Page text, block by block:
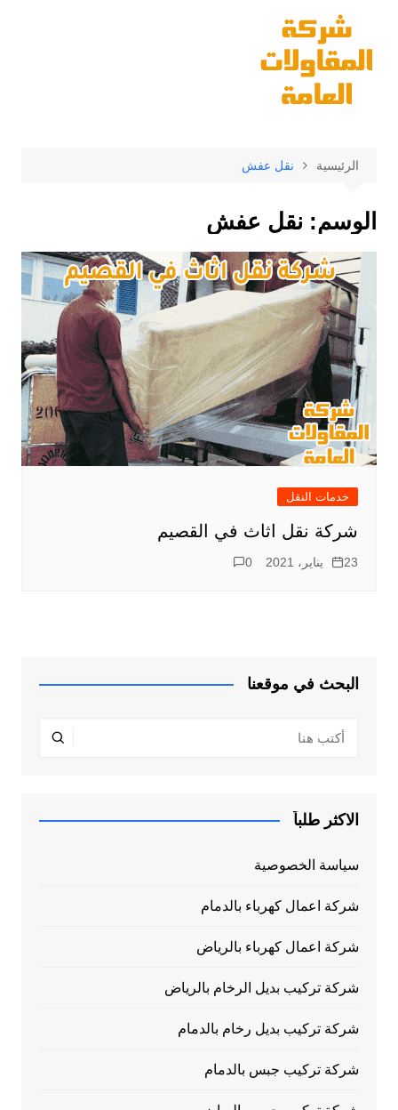
المحتوى
الرئيسية نقل عفش
الوسم: نقل عفش
خدمات النقل
شركة نقل اثاث في القصيم
23 يناير، 2021 0
البحث في موقعنا
الاكثر طلباً
سياسة الخصوصية
شركة اعمال كهرباء بالدمام
شركة اعمال كهرباء بالرياض
شركة تركيب بديل الرخام بالرياض
شركة تركيب بديل رخام بالدمام
شركة تركيب جبس بالدمام